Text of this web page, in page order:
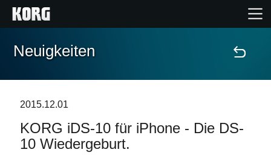
Home
Extras
Neuigkeiten
2015.12.01
KORG iDS-10 für iPhone - Die DS-
10 Wiedergeburt.